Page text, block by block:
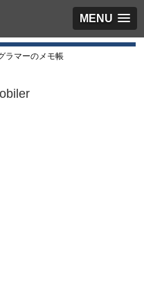
MENU
ラマーのメモ帳